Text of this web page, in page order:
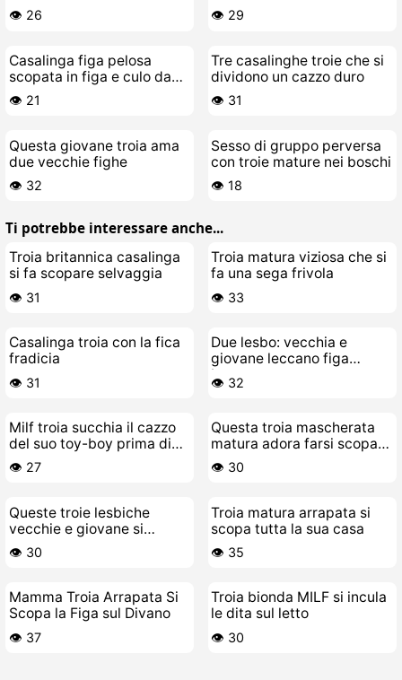
👁️ 26 👁️ 29
Casalinga figa pelosa
scopata in figa e culo da
tre cazzi grossi
👁️ 21
Tre casalinghe troie che si
dividono un cazzo duro
👁️ 31
Questa giovane troia ama
due vecchie fighe
👁️ 32
Sesso di gruppo perversa
con troie mature nei boschi
👁️ 18
Ti potrebbe interessare anche...
Troia britannica casalinga
si fa scopare selvaggia
👁️ 31
Troia matura viziosa che si
fa una sega frivola
👁️ 33
Casalinga troia con la fica
fradicia
👁️ 31
Due lesbo: vecchia e
giovane leccano figa
bagnata
👁️ 32
Milf troia succhia il cazzo
del suo toy-boy prima di
scoparselo a crudo
👁️ 27
Questa troia mascherata
matura adora farsi scopare
dal suo cazzo giocattolo
👁️ 30
Queste troie lesbiche
vecchie e giovane si
stanno divertendo da
puttane
👁️ 30
Troia matura arrapata si
scopa tutta la sua casa
👁️ 35
Mamma Troia Arrapata Si
Scopa la Figa sul Divano
👁️ 37
Troia bionda MILF si incula
le dita sul letto
👁️ 30